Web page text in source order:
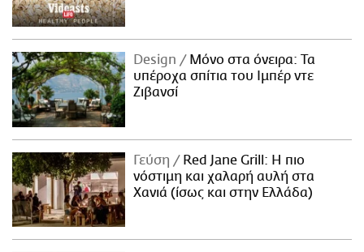
Design
Μόνο στα όνειρα: Τα
υπέροχα σπίτια του Ιμπέρ ντε
Ζιβανσί
Γεύση
Red Jane Grill: Η πιο
νόστιμη και χαλαρή αυλή στα
Χανιά (ίσως και στην Ελλάδα)